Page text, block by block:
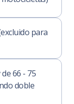
para
66 - 75
doble